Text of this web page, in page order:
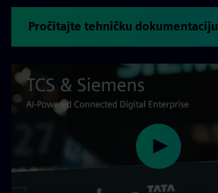
Pročitajte tehničku dokumentaciju
Play